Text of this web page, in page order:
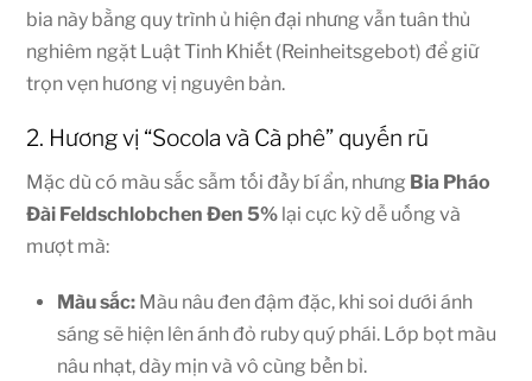
bia này bằng quy trình ủ hiện đại nhưng vẫn tuân thủ
nghiêm ngặt Luật Tinh Khiết (Reinheitsgebot) để giữ
trọn vẹn hương vị nguyên bản.
2. Hương vị “Socola và Cà phê” quyến rũ
Mặc dù có màu sắc sẫm tối đầy bí ẩn, nhưng Bia Pháo
Đài Feldschlobchen Đen 5% lại cực kỳ dễ uống và
mượt mà:
Màu sắc: Màu nâu đen đậm đặc, khi soi dưới ánh
sáng sẽ hiện lên ánh đỏ ruby quý phái. Lớp bọt màu
nâu nhạt, dày mịn và vô cùng bền bỉ.